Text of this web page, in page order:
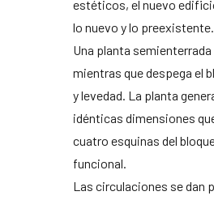
estéticos, el nuevo
lo nuevo y lo preexistente.
Una planta
mientras que despega el
y levedad. La planta
idénticas dimensiones
cuatro esquinas del
funcional.
Las circulaciones se dan